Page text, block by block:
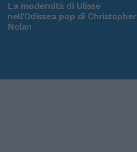
La modernità di Ulisse
nell'Odissea pop di Christopher
Nolan